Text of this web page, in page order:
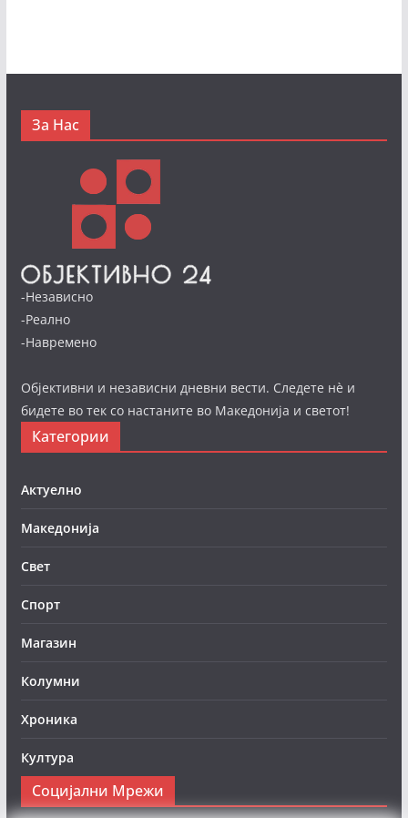
За Нас
-Независно
-Реално
-Навремено
Објективни и независни дневни вести. Следете нè и
бидете во тек со настаните во Македонија и светот!
Категории
Актуелно
Македонија
Свет
Спорт
Магазин
Колумни
Хроника
Култура
Социјални Мрежи